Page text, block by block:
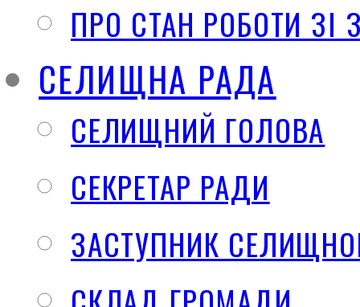
ПРО СТАН РОБОТИ
СЕЛИЩНА РАДА
СЕЛИЩНИЙ ГОЛОВА
СЕКРЕТАР РАДИ
ЗАСТУПНИК